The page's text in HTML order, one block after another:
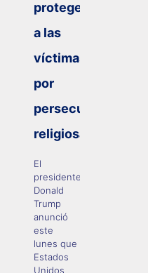
proteger
a las
víctimas
por
persecución
religiosa
El
presidente
Donald
Trump
anunció
este
lunes que
Estados
Unidos